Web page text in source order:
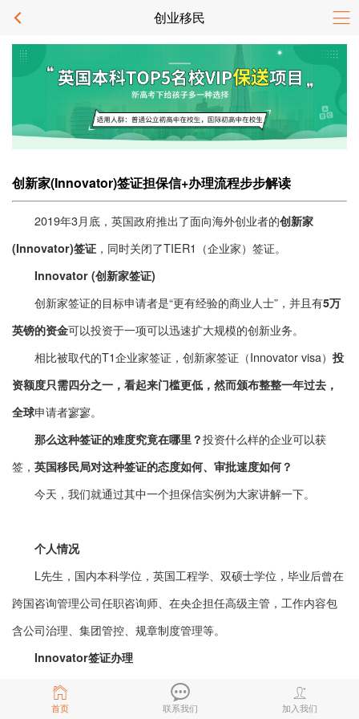
创业移民
首页 联系我们 加入我们
创新家(Innovator)签证担保信+办理流程步步解读
2019年3月底，英国政府推出了面向海外创业者的创新家
(Innovator)签证 ，同时关闭了TIER1（企业家）签证。
Innovator (创新家签证)
创新家签证的目标申请者是“更有经验的商业人士”，并且有5万
英镑的资金可以投资于一项可以迅速扩大规模的创新业务。
相比被取代的T1企业家签证，创新家签证（Innovator visa） 投
资额度只需四分之一，看起来门槛更低，然而颁布整整一年过去，
全球申请者寥寥。
那么这种签证的难度究竟在哪里？投资什么样的企业可以获
签， 英国移民局对这种签证的态度如何、审批速度如何？
今天，我们就通过其中一个担保信实例为大家讲解一下。
个人情况
L先生，国内本科学位，英国工程学、双硕士学位，毕业后曾在
跨国咨询管理公司任职咨询师、在央企担任高级主管，工作内容包
含公司治理、集团管控、规章制度管理等。
Innovator签证办理
根据L先生的基本情况，与英国内政部批准的担保机构进行沟
等待担保机构为L先生分配项目公司后，促成二者的商务协商，